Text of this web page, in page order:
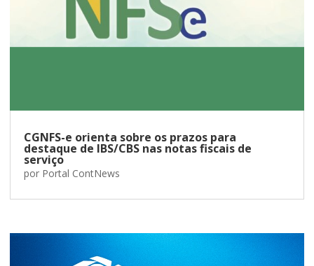
CGNFS-e orienta sobre os prazos para
destaque de IBS/CBS nas notas fiscais de
serviço
por Portal ContNews